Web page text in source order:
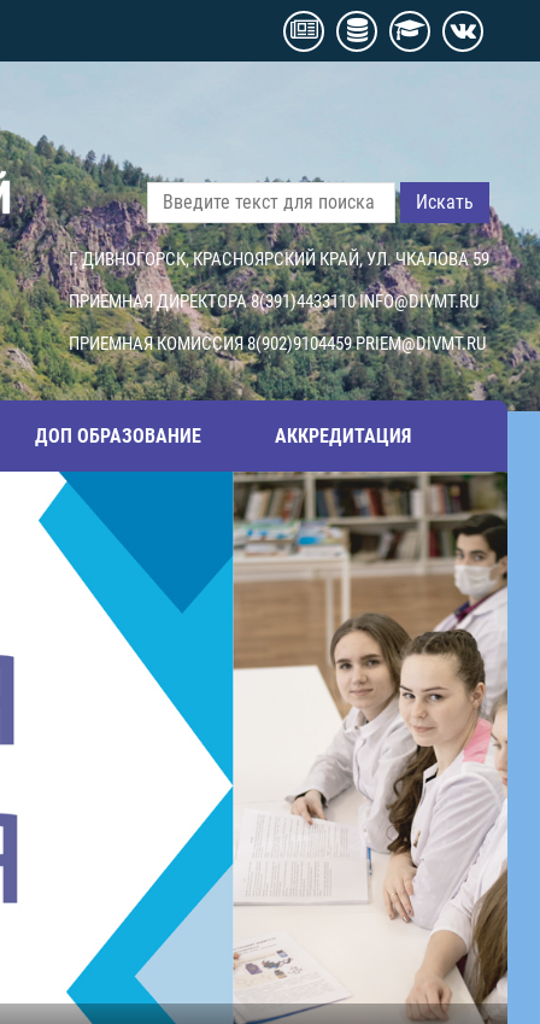
Искать
Г. ДИВНОГОРСК, КРАСНОЯРСКИЙ КРАЙ, УЛ. ЧКАЛОВА 59
ПРИЕМНАЯ ДИРЕКТОРА 8(391)4433110INFO@DIVMT.RU
ПРИЕМНАЯ КОМИССИЯ 8(902)9104459PRIEM@DIVMT.RU
ДОП ОБРАЗОВАНИЕ АККРЕДИТАЦИЯ